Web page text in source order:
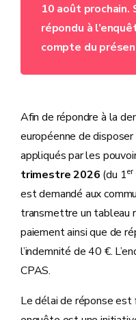
10 août prochain.
répondu à
compte du
Afin de répondre à la
européenne de
appliqués par les
trimestre 2026 (du 1er
est demandé aux
transmettre un tableau
paiement ainsi que de
l’indemnité de 40 €.
CPAS.
Le délai de réponse est